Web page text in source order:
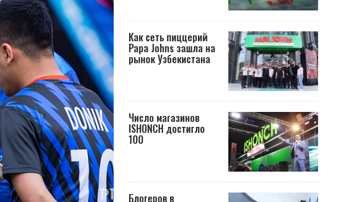
Как сеть пиццерий
Papa Johns зашла на
рынок Узбекистана
Число магазинов
ISHONCH достигло
100
Блогеров в